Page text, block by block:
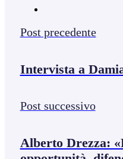
Post precedente
Intervista a
Post successivo
Alberto Drezza: